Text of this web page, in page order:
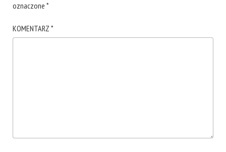
oznaczone *
KOMENTARZ *